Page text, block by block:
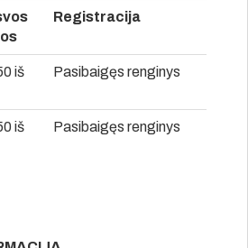
Registracija
iš
Pasibaigęs renginys
iš
Pasibaigęs renginys